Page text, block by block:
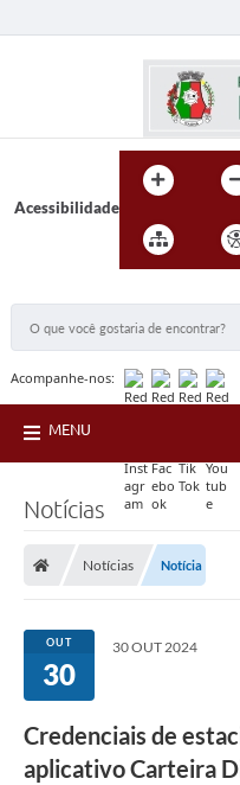
Acessibilidade
Acompanhe-nos:
MENU
Notícias
Notícias Notícia
OUT
30
30 OUT 2024
Credenciais de
aplicativo Carteira